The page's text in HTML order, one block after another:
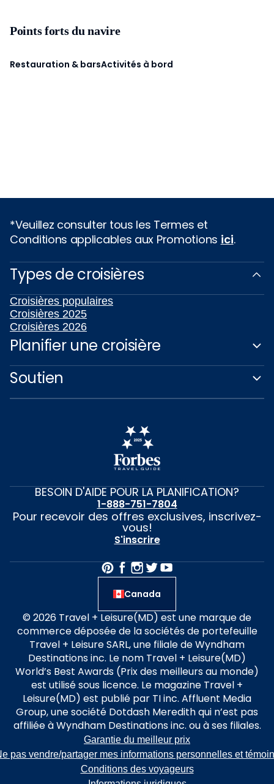
Points forts du navire
Restauration & barsActivités à bord
*Veuillez consulter tous les Termes et
Conditions applicables aux Promotions ici.
Types de croisières
Croisières populaires
Croisières 2025
Croisières 2026
Planifier une croisière
Soutien
BESOIN D'AIDE POUR LA PLANIFICATION?
1-888-751-7804
Pour recevoir des offres exclusives, inscrivez-
vous!
S'inscrire
Canada
© 2026 Travel + Leisure(MD) est une marque de
commerce déposée de la sociétés de portefeuille
Travel + Leisure SARL, une filiale de Wyndham
Destinations inc. Le nom Travel + Leisure(MD)
World’s Best Awards (Prix des meilleurs au monde)
est utilisé sous licence. Le magazine Travel +
Leisure(MD) est publié par TI inc. Affluent Media
Group, une société Dotdash Meredith qui n’est pas
affiliée à Wyndham Destinations inc. ou à ses filiales.
Garantie du meilleur prix
pas vendre/partager mes informations personnelles et
Conditions des voyageurs